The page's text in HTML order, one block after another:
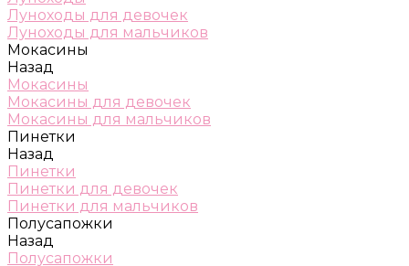
Луноходы для девочек
Луноходы для мальчиков
Мокасины
Назад
Мокасины
Мокасины для девочек
Мокасины для мальчиков
Пинетки
Назад
Пинетки
Пинетки для девочек
Пинетки для мальчиков
Полусапожки
Назад
Полусапожки